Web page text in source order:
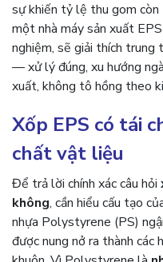
sự khiến tỷ lệ thu gom còn
một nhà máy sản xuất
nghiệm, sẽ giải thích trung
— xử lý đúng, xu hướng
xuất, không tô hồng theo
Xốp EPS có tái
chất vật liệu
Để trả lời chính xác câu hỏi
không, cần hiểu cấu tạo
nhựa Polystyrene (PS)
được nung nở ra thành